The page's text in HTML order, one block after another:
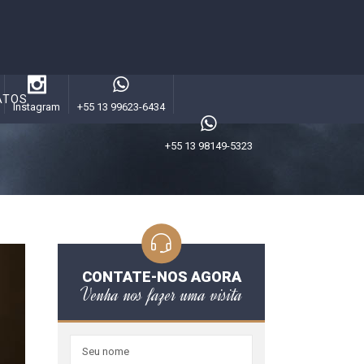
Instagram +55 13 99623-6434
+55 13 98149-5323
CONTATE-NOS AGORA
Venha nos fazer uma visita